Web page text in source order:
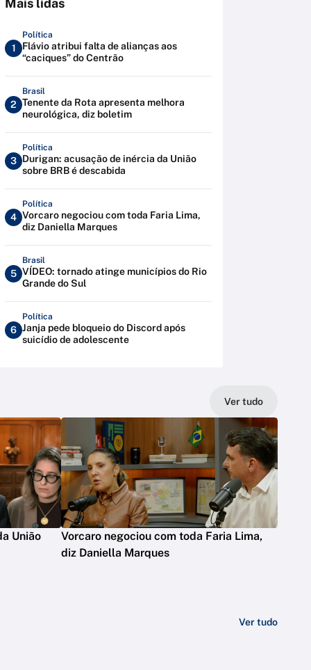
Mais lidas
1
Política
Flávio atribui falta de alianças aos
“caciques” do Centrão
2
Brasil
Tenente da Rota apresenta melhora
neurológica, diz boletim
3
Política
Durigan: acusação de inércia da União
sobre BRB é descabida
4
Política
Vorcaro negociou com toda Faria Lima,
diz Daniella Marques
5
Brasil
VÍDEO: tornado atinge municípios do Rio
Grande do Sul
6
Política
Janja pede bloqueio do Discord após
suicídio de adolescente
Ver tudo
União
Vorcaro negociou com toda Faria Lima,
diz Daniella Marques
Ver tudo